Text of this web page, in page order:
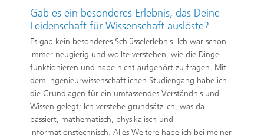
Gab es ein besonderes Erlebnis, das Deine
Leidenschaft für Wissenschaft auslöste?
Es gab kein besonderes Schlüsselerlebnis. Ich war schon
immer neugierig und wollte verstehen, wie die Dinge
funktionieren und habe nicht aufgehört zu fragen. Mit
dem ingenieurwissenschaftlichen Studiengang habe ich
die Grundlagen für ein umfassendes Verständnis und
Wissen gelegt: Ich verstehe grundsätzlich, was da
passiert, mathematisch, physikalisch und
informationstechnisch. Alles Weitere habe ich bei meiner